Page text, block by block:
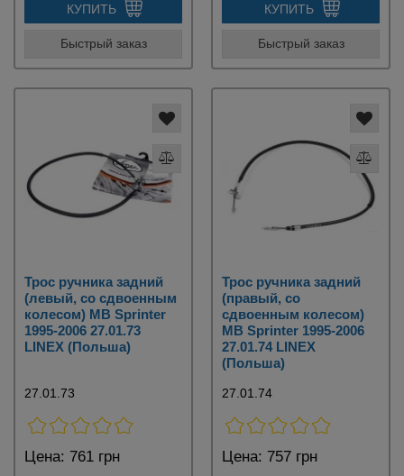
КУПИТЬ
Быстрый заказ
КУПИТЬ
Быстрый заказ
Трос ручника задний
(левый, со сдвоенным
колесом) MB Sprinter
1995-2006 27.01.73
LINEX (Польша)
27.01.73
Цена: 761 грн
Трос ручника задний
(правый, со
сдвоенным колесом)
MB Sprinter 1995-2006
27.01.74 LINEX
(Польша)
27.01.74
Цена: 757 грн